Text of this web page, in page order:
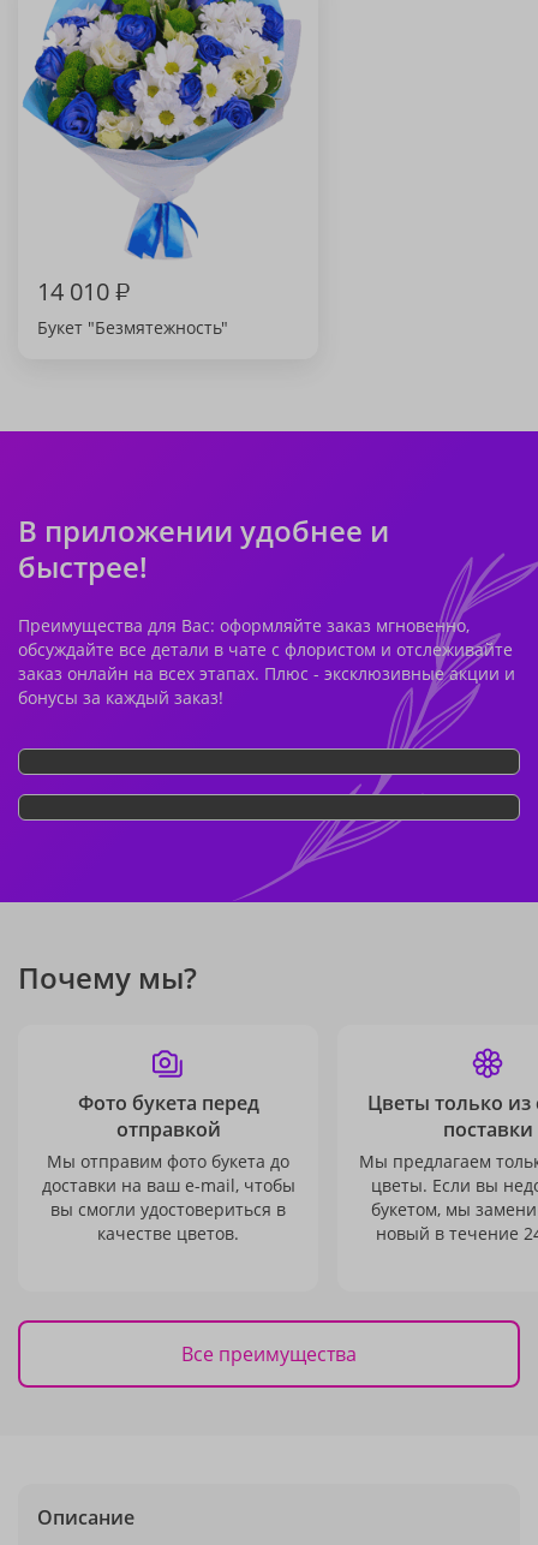
14 010₽
Букет "Безмятежность"
В приложении удобнее и
быстрее!
Преимущества для Вас: оформляйте заказ мгновенно,
обсуждайте все детали в чате с флористом и отслеживайте
заказ онлайн на всех этапах. Плюс - эксклюзивные акции и
бонусы за каждый заказ!
Почему мы?
Фото букета перед
отправкой
Мы отправим фото букета до
доставки на ваш e-mail, чтобы
вы смогли удостовериться в
качестве цветов.
Цветы только из
поставки
Мы предлагаем
цветы. Если вы
букетом, мы
новый в течение
Все преимущества
Описание